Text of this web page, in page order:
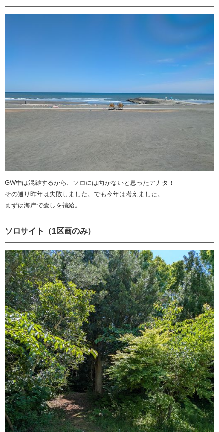
GW中は混雑するから、ソロには向かないと思ったアナタ！
その通り昨年は失敗しました。でも今年は考えました。
まずは海岸で癒しを補給。
ソロサイト（1区画のみ）